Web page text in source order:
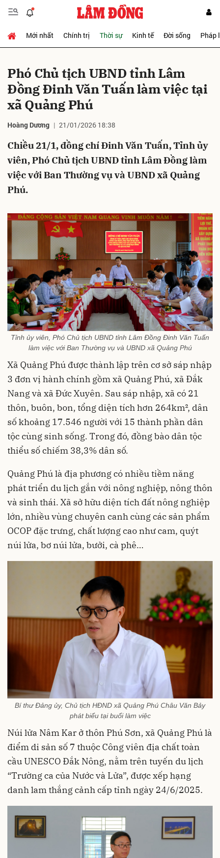
Mới nhất Chính trị Thời sự Kinh tế Đời sống Pháp
Phó Chủ tịch UBND tỉnh Lâm
Đồng Đinh Văn Tuấn làm việc tại
xã Quảng Phú
Hoàng Dương 21/01/2026 18:38
Chiều 21/1, đồng chí Đinh Văn Tuấn, Tỉnh ủy
viên, Phó Chủ tịch UBND tỉnh Lâm Đồng làm
việc với Ban Thường vụ và UBND xã Quảng
Phú.
Tỉnh ủy viên, Phó Chủ tịch UBND tỉnh Lâm Đồng Đinh Văn Tuấn
làm việc với Ban Thường vụ và UBND xã Quảng Phú
Xã Quảng Phú được thành lập trên cơ sở sáp nhập
3 đơn vị hành chính gồm xã Quảng Phú, xã Đắk
Nang và xã Đức Xuyên. Sau sáp nhập, xã có 21
thôn, buôn, bon, tổng diện tích hơn 264km², dân
số khoảng 17.546 người với 15 thành phần dân
tộc cùng sinh sống. Trong đó, đồng bào dân tộc
thiểu số chiếm 38,3% dân số.
Quảng Phú là địa phương có nhiều tiềm năng
phát triển du lịch gắn với nông nghiệp, nông thôn
và sinh thái. Xã sở hữu diện tích đất nông nghiệp
lớn, nhiều vùng chuyên canh cùng các sản phẩm
OCOP đặc trưng, chất lượng cao như cam, quýt
núi lửa, bơ núi lửa, bưởi, cà phê…
Bí thư Đảng ủy, Chủ tịch HĐND xã Quảng Phú Châu Văn Bảy
phát biểu tại buổi làm việc
Núi lửa Nâm Kar ở thôn Phú Sơn, xã Quảng Phú là
điểm di sản số 7 thuộc Công viên địa chất toàn
cầu UNESCO Đắk Nông, nằm trên tuyến du lịch
“Trường ca của Nước và Lửa”, được xếp hạng
danh lam thắng cảnh cấp tỉnh ngày 24/6/2025.
Gửi bình luận
Hủy Gửi